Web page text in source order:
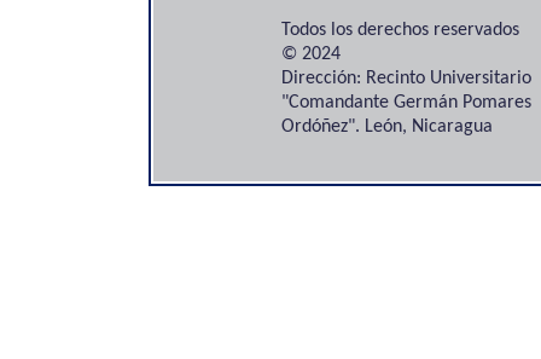
Todos los derechos reservados
© 2024
Dirección: Recinto Universitario
"Comandante Germán Pomares
Ordóñez". León, Nicaragua